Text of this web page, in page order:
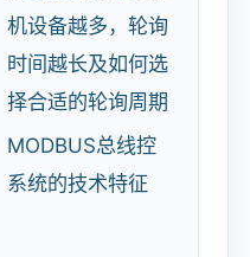
机设备越多，轮询
时间越长及如何选
择合适的轮询周期
MODBUS总线控
系统的技术特征